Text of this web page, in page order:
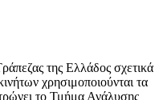
της Ελλάδος σχετικά
χρησιμοποιούνται τα
το Τμήμα Ανάλυσης